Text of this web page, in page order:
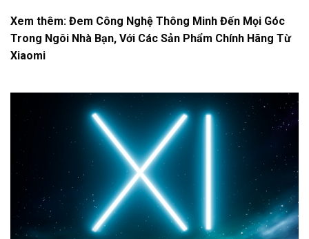
Xem thêm: Đem Công Nghệ Thông Minh Đến Mọi Góc
Trong Ngôi Nhà Bạn, Với Các Sản Phẩm Chính Hãng Từ
Xiaomi